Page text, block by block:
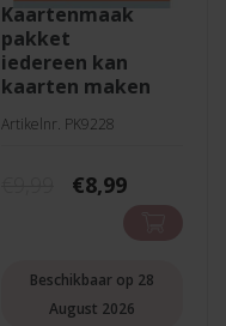
kaartenmaak
pakket
iedereen kan
kaarten maken
Artikelnr. PK9228
€9,99.
€8,99Huidige
prijs
is:
€8,99.
Beschikbaar op 28
August 2026